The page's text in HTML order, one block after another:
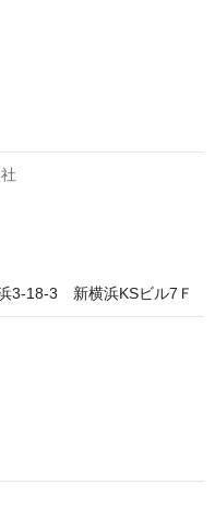
3-18-3　新横浜KSビル7Ｆ